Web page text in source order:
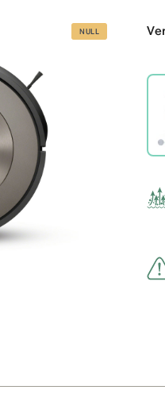
NULL